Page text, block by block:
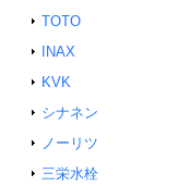
TOTO
INAX
KVK
シナネン
ノーリツ
三栄水栓